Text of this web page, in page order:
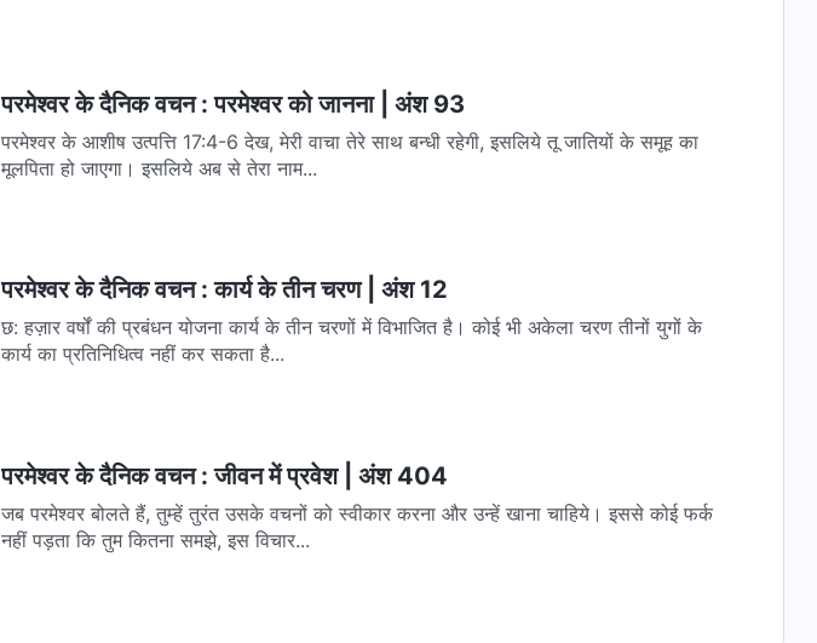
परमेश्वर के दैनिक वचन : परमेश्वर को जानना | अंश 93
परमेश्वर के आशीष उत्पत्ति 17:4-6 देख, मेरी वाचा तेरे साथ बन्धी रहेगी, इसलिये तू जातियों के समूह का
मूलपिता हो जाएगा। इसलिये अब से तेरा नाम...
परमेश्वर के दैनिक वचन : कार्य के तीन चरण | अंश 12
छ: हज़ार वर्षों की प्रबंधन योजना कार्य के तीन चरणों में विभाजित है। कोई भी अकेला चरण तीनों युगों के
कार्य का प्रतिनिधित्व नहीं कर सकता है...
परमेश्वर के दैनिक वचन : जीवन में प्रवेश | अंश 404
जब परमेश्वर बोलते हैं, तुम्हें तुरंत उसके वचनों को स्वीकार करना और उन्हें खाना चाहिये। इससे कोई फर्क
नहीं पड़ता कि तुम कितना समझे, इस विचार...